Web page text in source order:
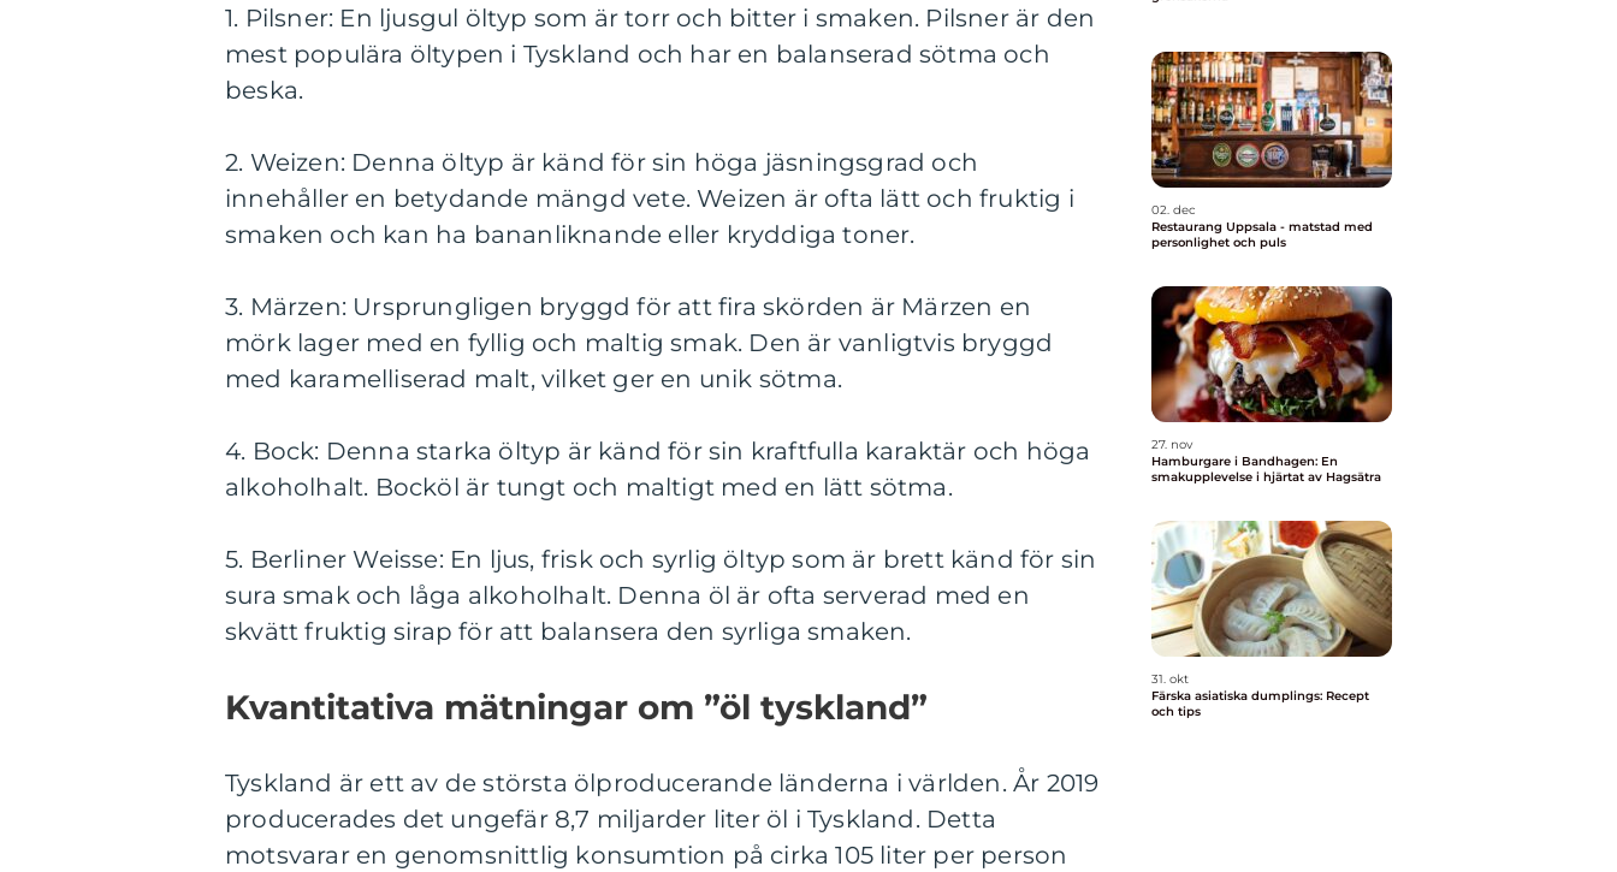
1. Pilsner: En ljusgul öltyp som är torr och bitter i smaken. Pilsner är den
mest populära öltypen i Tyskland och har en balanserad sötma och
beska.
2. Weizen: Denna öltyp är känd för sin höga jäsningsgrad och
innehåller en betydande mängd vete. Weizen är ofta lätt och fruktig i
smaken och kan ha bananliknande eller kryddiga toner.
3. Märzen: Ursprungligen bryggd för att fira skörden är Märzen en
mörk lager med en fyllig och maltig smak. Den är vanligtvis bryggd
med karamelliserad malt, vilket ger en unik sötma.
4. Bock: Denna starka öltyp är känd för sin kraftfulla karaktär och höga
alkoholhalt. Bocköl är tungt och maltigt med en lätt sötma.
5. Berliner Weisse: En ljus, frisk och syrlig öltyp som är brett känd för sin
sura smak och låga alkoholhalt. Denna öl är ofta serverad med en
skvätt fruktig sirap för att balansera den syrliga smaken.
Kvantitativa mätningar om ”öl tyskland”
Tyskland är ett av de största ölproducerande länderna i världen. År 2019
producerades det ungefär 8,7 miljarder liter öl i Tyskland. Detta
motsvarar en genomsnittlig konsumtion på cirka 105 liter per person
02. dec
Restaurang Uppsala - matstad med
personlighet och puls
27. nov
Hamburgare i Bandhagen: En
smakupplevelse i hjärtat av Hagsätra
31. okt
Färska asiatiska dumplings: Recept
och tips